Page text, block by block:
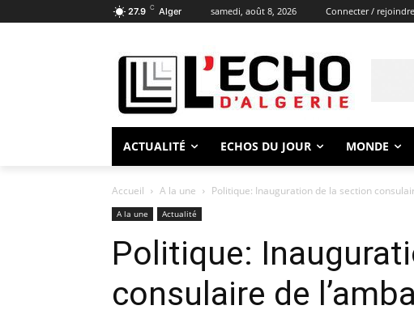
27.9 C Alger samedi, août 8, 2026 Connecter / rejoindre
ACTUALITÉ ECHOS DU JOUR MONDE
Accueil A la une Politique: Inauguration de la section
A la une Actualité
Politique:
consulaire de